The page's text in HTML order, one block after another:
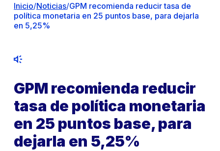
Inicio/Noticias/GPM recomienda reducir tasa de
política monetaria en 25 puntos base, para dejarla
en 5,25%
GPM recomienda reducir
tasa de política monetaria
en 25 puntos base, para
dejarla en 5,25%